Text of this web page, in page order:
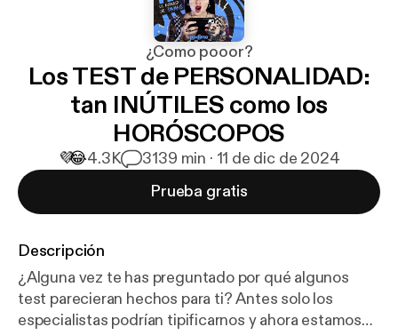
¿Como pooor?
Los TEST de PERSONALIDAD:
tan INÚTILES como los
HORÓSCOPOS
💜😂4.3K 3139 min · 11 de dic de 2024
Prueba gratis
Descripción
¿Alguna vez te has preguntado por qué algunos
test parecieran hechos para ti? Antes solo los
especialistas podrían tipificarnos y ahora estamos